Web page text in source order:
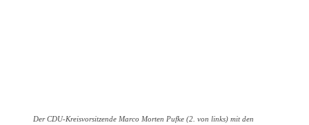
Der CDU-Kreisvorsitzende Marco Morten Pufke (2. von links) mit den